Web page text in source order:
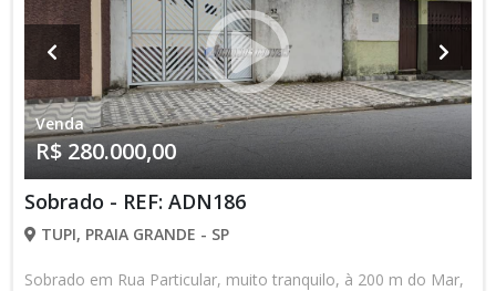
Venda
R$ 280.000,00
Sobrado - REF: ADN186
TUPI, PRAIA GRANDE - SP
Sobrado em Rua Particular, muito tranquilo, à 200 m do Mar,